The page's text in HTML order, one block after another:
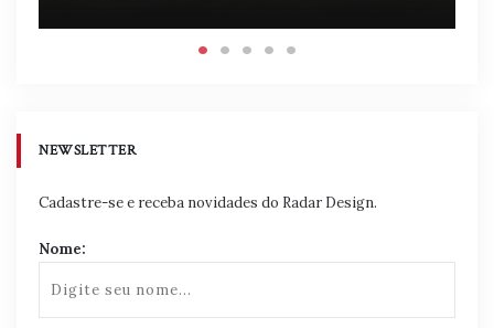
NEWSLETTER
Cadastre-se e receba novidades do Radar Design.
Nome: